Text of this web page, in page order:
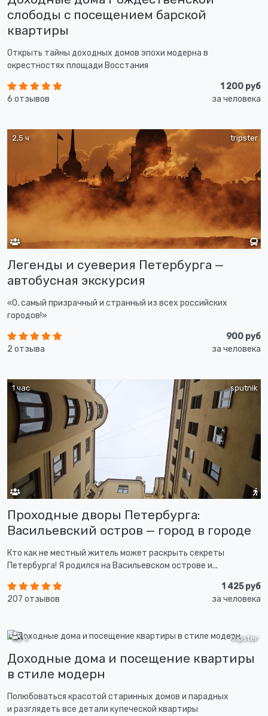
слободы с посещением барской
квартиры
Открыть тайны доходных домов эпохи модерна в
окрестностях площади Восстания
6 отзывов
1 200 руб
за человека
tripster
2,5 ч
Легенды и суеверия Петербурга —
автобусная экскурсия
«О, самый призрачный и странный из всех российских
городов!»
2 отзыва
900 руб
за человека
sputnik
1 час
Проходные дворы Петербурга:
Васильевский остров — город в городе
Кто как не местный житель может раскрыть секреты
Петербурга! Я родился на Васильевском острове и...
207 отзывов
1 425 руб
за человека
tripster
1,5 ч
Доходные дома и посещение квартиры
в стиле модерн
Полюбоваться красотой старинных домов и парадных
и разглядеть все детали купеческой квартиры